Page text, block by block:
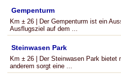
Gempenturm
Km ± 26 | Der Gempenturm ist ein
Ausflugsziel auf dem ...
Steinwasen Park
Km ± 26 | Der Steinwasen Park bietet
anderem sorgt eine ...